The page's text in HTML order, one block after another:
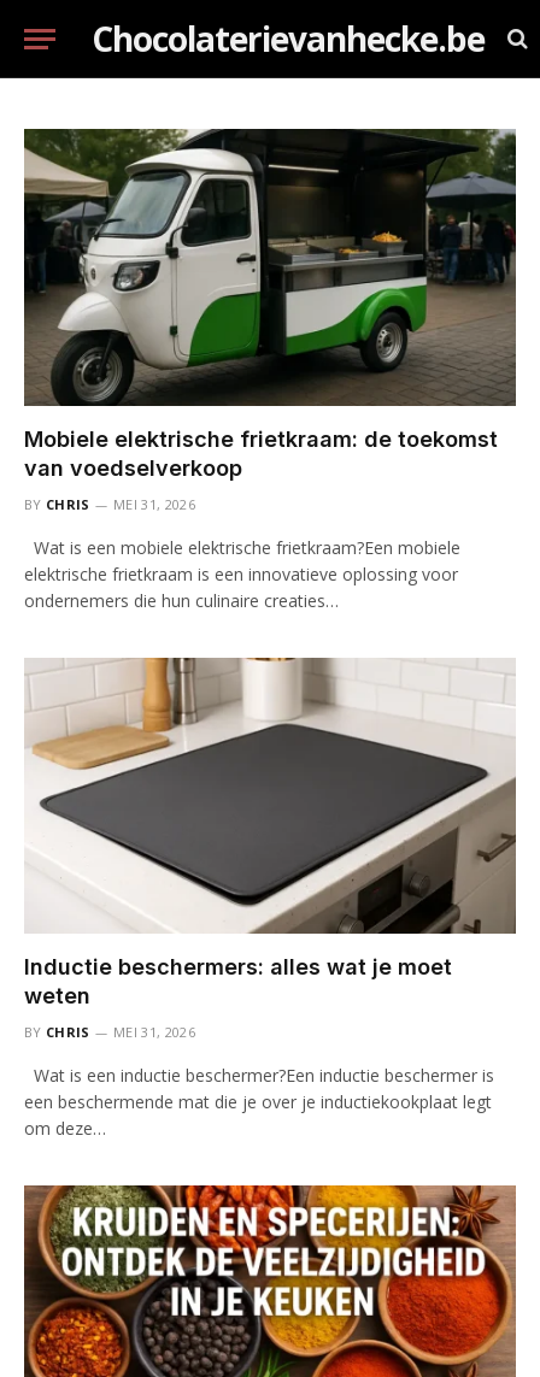
Chocolaterievanhecke.be
Mobiele elektrische frietkraam: de toekomst
van voedselverkoop
BY CHRIS MEI 31, 2026
Wat is een mobiele elektrische frietkraam?Een mobiele
elektrische frietkraam is een innovatieve oplossing voor
ondernemers die hun culinaire creaties…
Inductie beschermers: alles wat je moet
weten
BY CHRIS MEI 31, 2026
Wat is een inductie beschermer?Een inductie beschermer is
een beschermende mat die je over je inductiekookplaat legt
om deze…